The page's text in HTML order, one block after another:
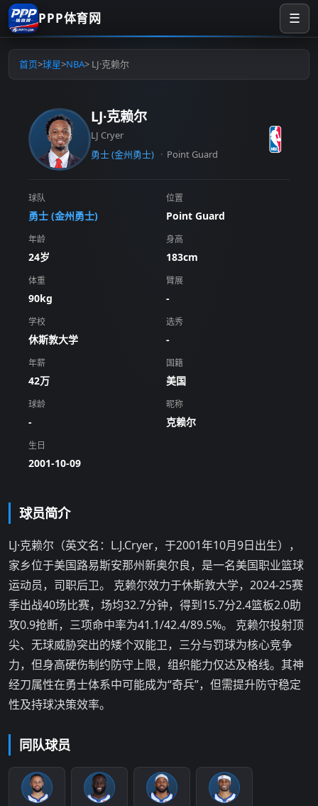
PPP体育网 ☰
首页>球星>NBA> LJ·克赖尔
LJ·克赖尔
LJ Cryer
勇士 (金州勇士)
Point Guard
球队
勇士 (金州勇士)
位置
Point Guard
年龄
24岁
身高
183cm
体重
90kg
臂展
-
学校
休斯敦大学
选秀
-
年薪
42万
国籍
美国
球龄
-
昵称
克赖尔
生日
2001-10-09
球员简介
LJ·克赖尔（英文名：L.J.Cryer，于2001年10月9日出生），
家乡位于美国路易斯安那州新奥尔良，是一名美国职业篮球
运动员，司职后卫。 克赖尔效力于休斯敦大学，2024-25赛
季出战40场比赛，场均32.7分钟，得到15.7分2.4篮板2.0助
攻0.9抢断，三项命中率为41.1/42.4/89.5%。 克赖尔投射顶
尖、无球威胁突出‌的矮个双能卫，三分与罚球为核心竞争
力，但身高硬伤制约防守上限，组织能力仅达及格线。其神
经刀属性在勇士体系中可能成为“奇兵”，但需提升防守稳定
性及持球决策效率。
同队球员